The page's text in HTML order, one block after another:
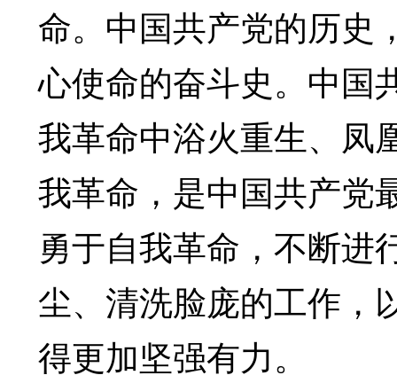
命。中国共产党的历史
心使命的奋斗史。中国
我革命中浴火重生、凤
我革命，是中国共产党
勇于自我革命，不断进
尘、清洗脸庞的工作，
得更加坚强有力。